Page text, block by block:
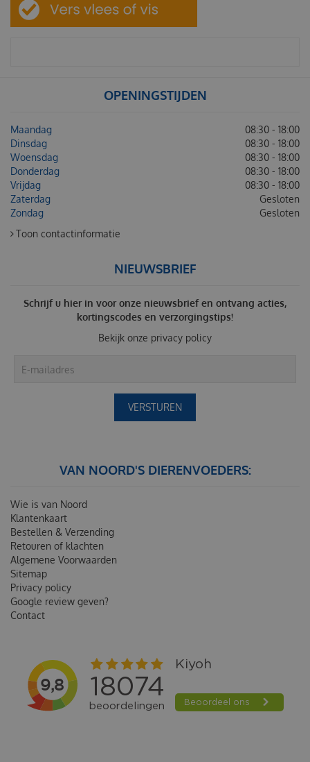
OPENINGSTIJDEN
Maandag
08:30 - 18:00
Dinsdag
08:30 - 18:00
Woensdag
08:30 - 18:00
Donderdag
08:30 - 18:00
Vrijdag
08:30 - 18:00
Zaterdag
Gesloten
Zondag
Gesloten
Toon contactinformatie
NIEUWSBRIEF
Schrijf u hier in voor onze nieuwsbrief en ontvang acties,
kortingscodes en verzorgingstips!
Bekijk onze privacy policy
VAN NOORD'S DIERENVOEDERS:
Wie is van Noord
Klantenkaart
Bestellen & Verzending
Retouren of klachten
Algemene Voorwaarden
Sitemap
Privacy policy
Google review geven?
Contact